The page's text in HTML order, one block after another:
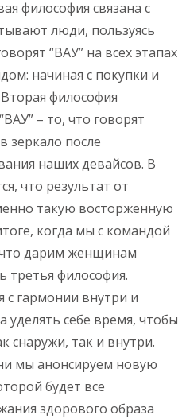
философия связана с
люди, пользуясь
“ВАУ” на всех этапах
начиная с покупки и
философия
– то, что говорят
зеркало после
наших девайсов. В
что результат от
такую восторженную
когда мы с командой
дарим женщинам
третья философия.
с гармонии внутри и
уделять себе время, чтобы
снаружи, так и внутри.
мы анонсируем новую
будет все
здорового образа